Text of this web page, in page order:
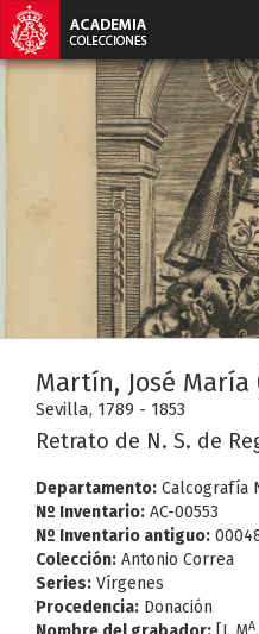
Martín, José
Sevilla, 1789 - 1853
Retrato de N. S. de
Departamento: Calcografía
Nº Inventario: AC-00553
Nº Inventario antiguo:
Colección: Antonio Correa
Series: Vírgenes
Procedencia: Donación
A